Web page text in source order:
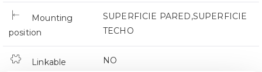
Mounting
position
SUPERFICIE PARED,SUPERFICIE
TECHO
Linkable NO